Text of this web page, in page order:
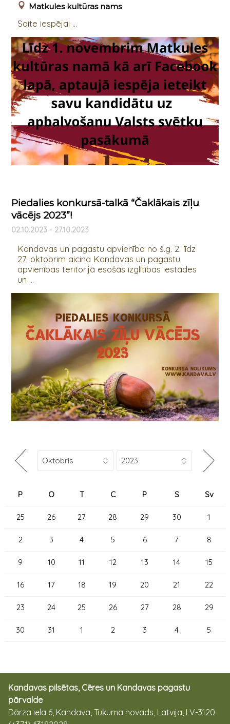
Matkules kultūras nams
Saite iespējai ...
Piedalies konkursā-talkā “Čaklākais zīļu
vācējs 2023”!
02.10.2023 - 27.10.2023
Kandavas un pagastu apvienība no š.g. 2. līdz
27. oktobrim aicina Kandavas un pagastu
apvienības teritorijā esošās izglītības iestādes
un ...
P O T C P S Sv
25 26 27 28 29 30 1
2 3 4 5 6 7 8
9 10 11 12 13 14 15
16 17 18 19 20 21 22
23 24 25 26 27 28 29
30 31 1 2 3 4 5
Kandavas pilsētas, Cēres un Kandavas pagastu
pārvalde
Dārza iela 6, Kandava, Tukuma novads, Latvija, LV-3120